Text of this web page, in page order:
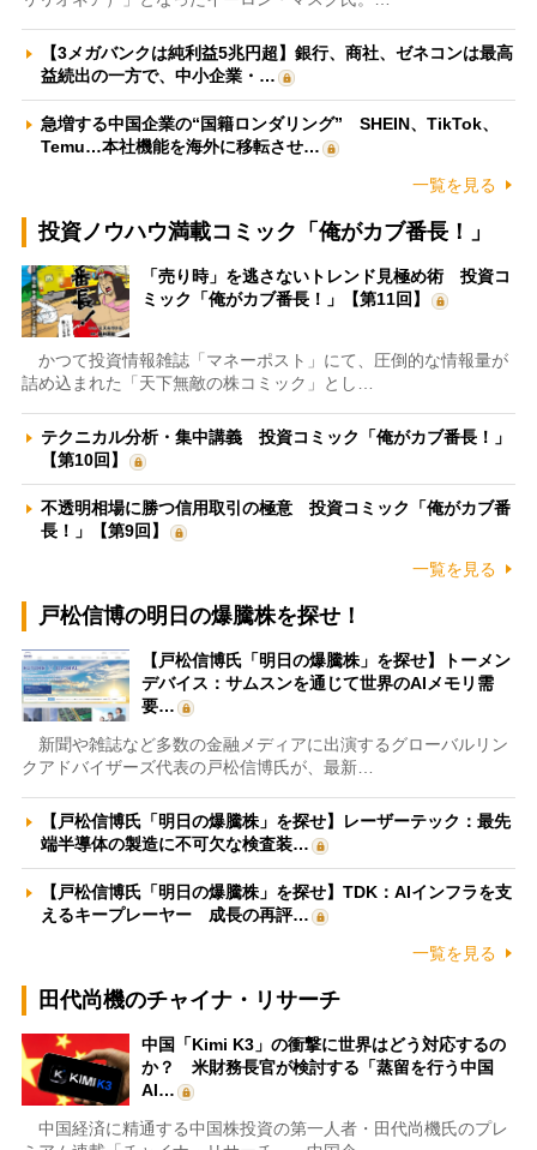
【3メガバンクは純利益5兆円超】銀行、商社、ゼネコンは最高
益続出の一方で、中小企業・…
急増する中国企業の“国籍ロンダリング” SHEIN、TikTok、
Temu…本社機能を海外に移転させ…
一覧を見る
投資ノウハウ満載コミック「俺がカブ番長！」
「売り時」を逃さないトレンド見極め術 投資コ
ミック「俺がカブ番長！」【第11回】
かつて投資情報雑誌「マネーポスト」にて、圧倒的な情報量が
詰め込まれた「天下無敵の株コミック」とし…
テクニカル分析・集中講義 投資コミック「俺がカブ番長！」
【第10回】
不透明相場に勝つ信用取引の極意 投資コミック「俺がカブ番
長！」【第9回】
一覧を見る
戸松信博の明日の爆騰株を探せ！
【戸松信博氏「明日の爆騰株」を探せ】トーメン
デバイス：サムスンを通じて世界のAIメモリ需
要…
新聞や雑誌など多数の金融メディアに出演するグローバルリン
クアドバイザーズ代表の戸松信博氏が、最新…
【戸松信博氏「明日の爆騰株」を探せ】レーザーテック：最先
端半導体の製造に不可欠な検査装…
【戸松信博氏「明日の爆騰株」を探せ】TDK：AIインフラを支
えるキープレーヤー 成長の再評…
一覧を見る
田代尚機のチャイナ・リサーチ
中国「Kimi K3」の衝撃に世界はどう対応するの
か？ 米財務長官が検討する「蒸留を行う中国
AI…
中国経済に精通する中国株投資の第一人者・田代尚機氏のプレ